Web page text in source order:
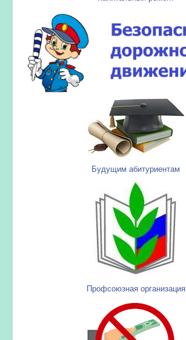
Будущим абитуриентам
Профсоюзная организация